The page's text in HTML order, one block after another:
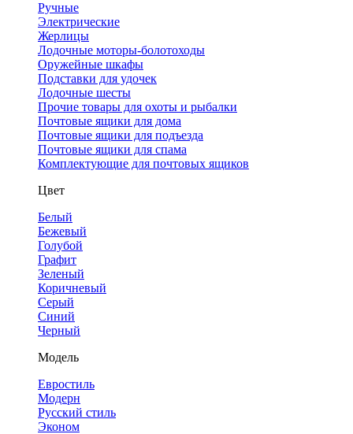
Ручные
Электрические
Жерлицы
Лодочные моторы-болотоходы
Оружейные шкафы
Подставки для удочек
Лодочные шесты
Прочие товары для охоты и рыбалки
Почтовые ящики для дома
Почтовые ящики для подъезда
Почтовые ящики для спама
Комплектующие для почтовых ящиков
Цвет
Белый
Бежевый
Голубой
Графит
Зеленый
Коричневый
Серый
Синий
Черный
Модель
Евростиль
Модерн
Русский стиль
Эконом